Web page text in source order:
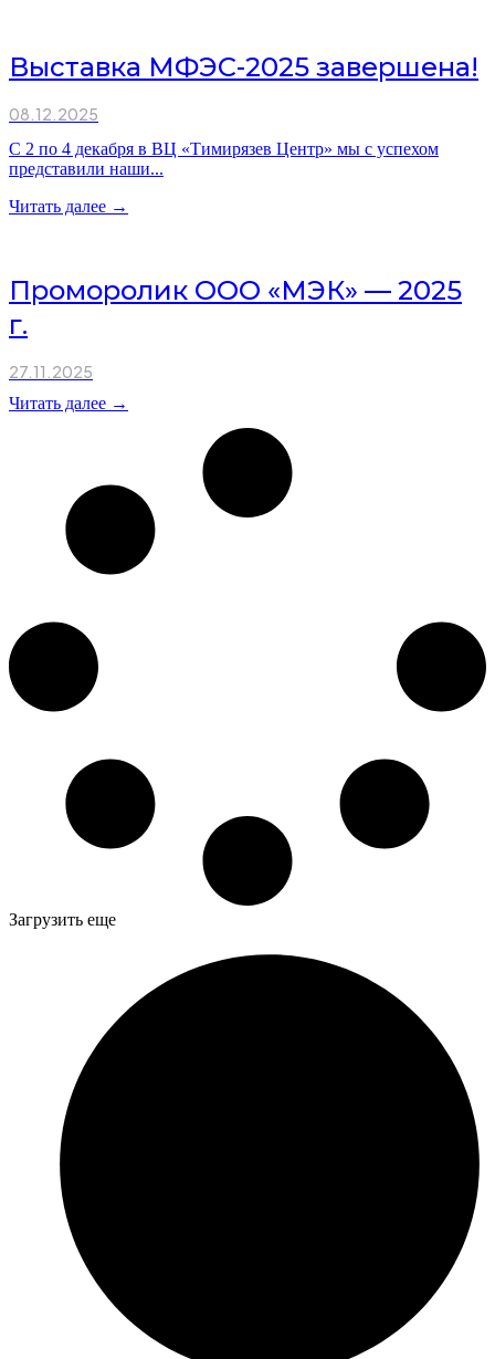
Выставка МФЭС-2025 завершена!
08.12.2025
С 2 по 4 декабря в ВЦ «Тимирязев Центр» мы с успехом
представили наши...
Читать далее →
Проморолик ООО «МЭК» — 2025
г.
27.11.2025
Читать далее →
Загрузить еще